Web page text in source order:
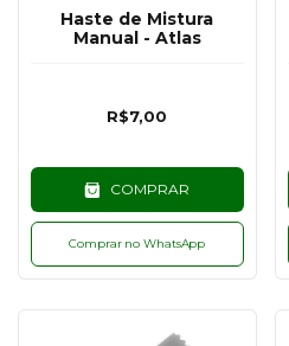
Haste de Mistura
Manual - Atlas
R$7,00
COMPRAR
Comprar no WhatsApp